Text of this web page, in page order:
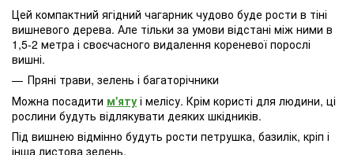
Цей компактний ягідний чагарник чудово буде рости в тіні
вишневого дерева. Але тільки за умови відстані між ними в
1,5-2 метра і своєчасного видалення кореневої порослі
вишні.
Пряні трави, зелень і багаторічники
Можна посадити м'яту і мелісу. Крім користі для людини, ці
рослини будуть відлякувати деяких шкідників.
Під вишнею відмінно будуть рости петрушка, базилік, кріп і
інша листова зелень.